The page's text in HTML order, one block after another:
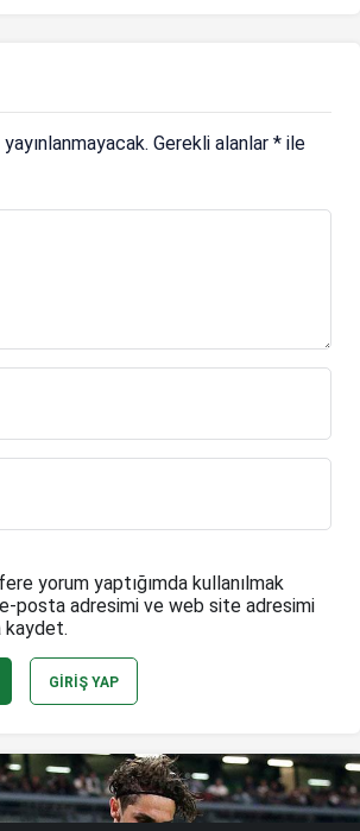
Gerekli alanlar * ile
yorum yaptığımda kullanılmak
e-posta adresimi ve web site adresimi
kaydet.
GIRIŞ YAP